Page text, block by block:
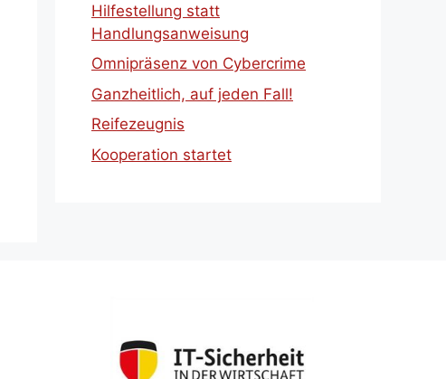
Hilfestellung statt
Handlungsanweisung
Omnipräsenz von Cybercrime
Ganzheitlich, auf jeden Fall!
Reifezeugnis
Kooperation startet